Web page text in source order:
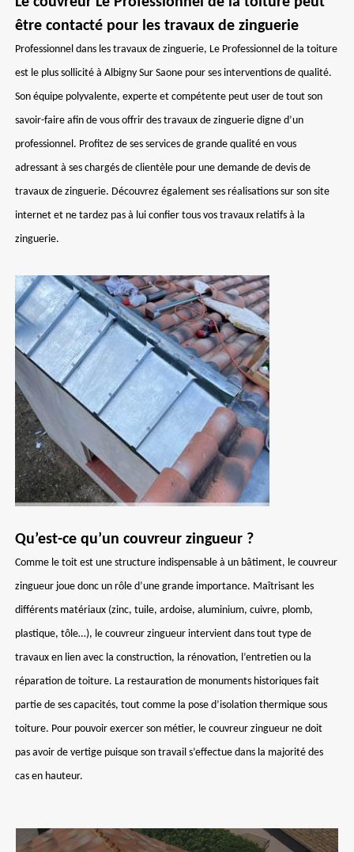
être contacté pour les travaux de zinguerie
Professionnel dans les travaux de zinguerie, Le Professionnel de la toiture
est le plus sollicité à Albigny Sur Saone pour ses interventions de qualité.
Son équipe polyvalente, experte et compétente peut user de tout son
savoir-faire afin de vous offrir des travaux de zinguerie digne d’un
professionnel. Profitez de ses services de grande qualité en vous
adressant à ses chargés de clientèle pour une demande de devis de
travaux de zinguerie. Découvrez également ses réalisations sur son site
internet et ne tardez pas à lui confier tous vos travaux relatifs à la
zinguerie.
Qu’est-ce qu’un couvreur zingueur ?
Comme le toit est une structure indispensable à un bâtiment, le couvreur
zingueur joue donc un rôle d’une grande importance. Maîtrisant les
différents matériaux (zinc, tuile, ardoise, aluminium, cuivre, plomb,
plastique, tôle…), le couvreur zingueur intervient dans tout type de
travaux en lien avec la construction, la rénovation, l’entretien ou la
réparation de toiture. La restauration de monuments historiques fait
partie de ses capacités, tout comme la pose d’isolation thermique sous
toiture. Pour pouvoir exercer son métier, le couvreur zingueur ne doit
pas avoir de vertige puisque son travail s’effectue dans la majorité des
cas en hauteur.